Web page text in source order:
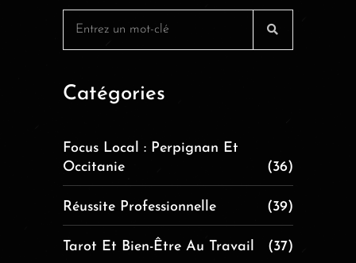
Catégories
Focus Local : Perpignan Et
Occitanie
(36)
Réussite Professionnelle (39)
Tarot Et Bien-Être Au Travail (37)